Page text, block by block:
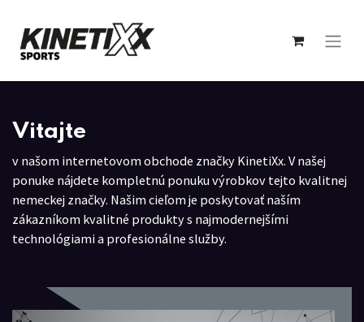
Vitajte
v našom internetovom obchode značky KinetiXx. V našej
ponuke nájdete kompletnú ponuku výrobkov tejto kvalitnej
nemeckej značky. Našim cieľom je poskytovať naším
zákazníkom kvalitné produkty s najmodernejšími
technológiami a profesionálne služby.